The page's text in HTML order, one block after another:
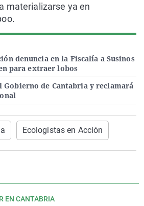
denuncia en la Fiscalía a Susinos
para extraer lobos
Gobierno de Cantabria y reclamará
materializarse ya en
Ecologistas en Acción
EN CANTABRIA